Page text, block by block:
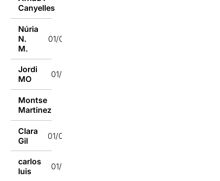
Canyelles
Núria
N.
M.
01/02/2018
Jordi
MO
01/02/2018
Montse
Martinez
Clara
Gil
01/02/2018
carlos
luis
01/02/2018